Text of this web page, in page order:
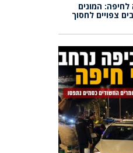
המונים
צפויים לחסוך